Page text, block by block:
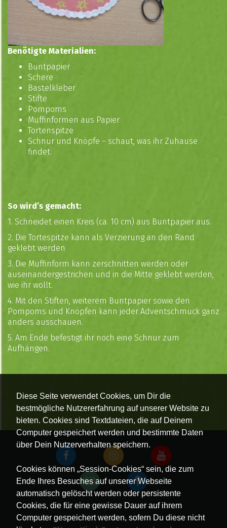
Diese Seite verwendet Cookies, um Dir die
bestmögliche Nutzererfahrung auf unserer Website zu
bieten. Cookies sind Textdateien, die auf Deinem
Computer gespeichert werden und bestimmte Daten
über Dein Nutzerverhalten speichern.
Cookies können „Session-Cookies“ sein, die zum
Ende Ihres Besuches auf unserer Webseite
automatisch gelöscht werden oder persistente
Cookies, die für eine gewisse Dauer auf ihrem
Computer gespeichert werden, sofern Du diese nicht
Benötigte Materialien:
Buntpapier
Schere
Bastelkleber
Stifte
Pompoms
Muffinformen aus Papier
Tortenspitze
Schnur und Knöpfe – schaut, was ihr Zuhause
findet.
So wird’s gemacht:
1. Schneidet einen Kreis (ca. 10 cm) aus Buntpapier aus.
2. Die Tortespitze kann als Verzierung an den Rand
geklebt werden
3. Die Muffinform kann zerschnitten werden oder
auseinandergestrichen und in die Mitte geklebt werden,
wie ihr wollt.
4. Mit den Stiften, weiterem Buntpapier sowie den
Pompoms und Knöpfen kann jeder Adventschmuck ganz
anders ausschauen.
5. Am Ende befestigt ihr noch eine Schnur zum
Aufhängen.